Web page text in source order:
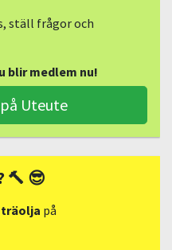
ställ frågor och
blir medlem nu!
Uteute
🔨 😎
träolja på